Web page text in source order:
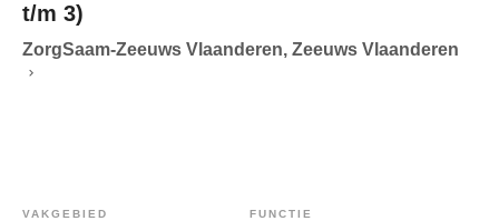
t/m 3)
ZorgSaam-Zeeuws Vlaanderen, Zeeuws Vlaanderen
VAKGEBIED FUNCTIE